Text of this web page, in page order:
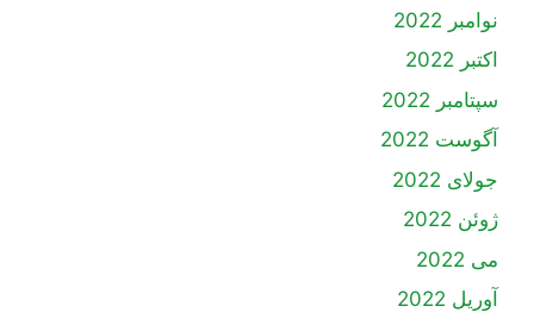
نوامبر 2022
اکتبر 2022
سپتامبر 2022
آگوست 2022
جولای 2022
ژوئن 2022
می 2022
آوریل 2022